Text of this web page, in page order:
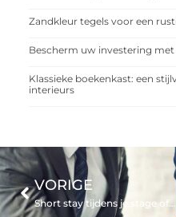
Zandkleur tegels voor een
Bescherm uw investering
Klassieke boekenkast: een
interieurs
VORIGE
Short stay tijdens je stage of minor: zo combineer je comfort en flexibilitei